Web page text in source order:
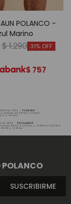
POLANCO -
Marino
$1.290 31
$ 757
POLANCO
SUSCRIBIRME